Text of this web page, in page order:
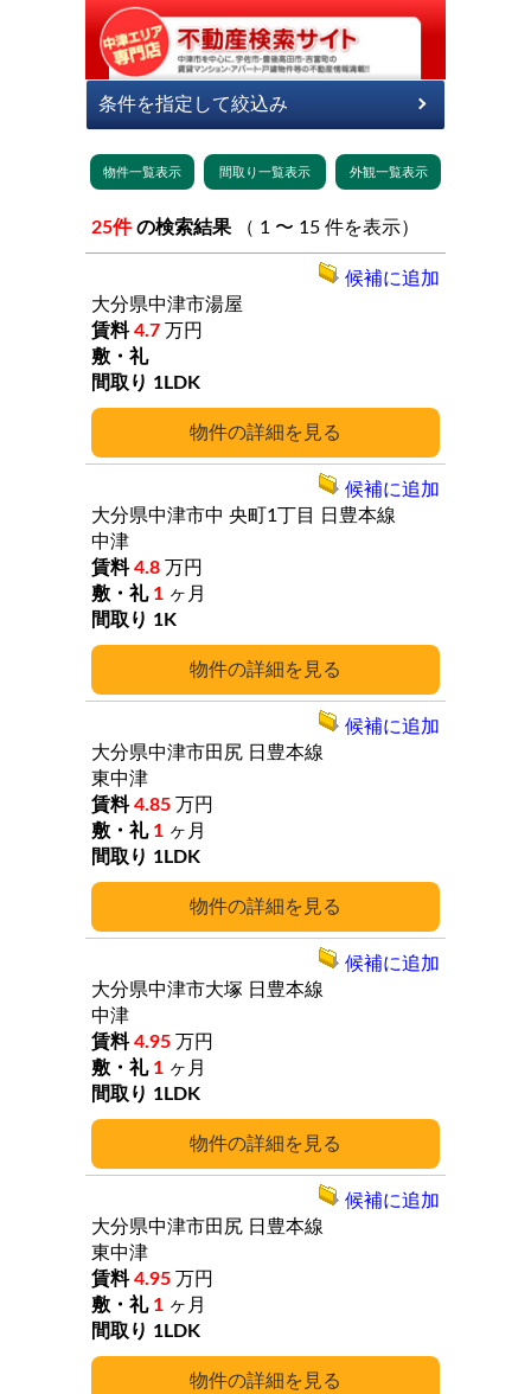
25件 の検索結果 （ 1 〜 15 件を表示）
詳細
大分県中津市湯屋
4.7 万円
1LDK
候補に追加
詳細
大分県中津市中 央町1丁目
日豊本線
中津
4.8 万円
1 ヶ月
1K
候補に追加
詳細
大分県中津市田尻 日豊本線
東中津
4.85 万円
1 ヶ月
1LDK
候補に追加
詳細
大分県中津市大塚 日豊本線
中津
4.95 万円
1 ヶ月
1LDK
候補に追加
詳細
大分県中津市田尻 日豊本線
東中津
4.95 万円
1 ヶ月
1LDK
候補に追加